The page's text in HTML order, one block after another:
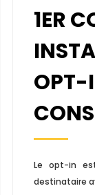
1ER
OPT-
Le opt-in
destinataire